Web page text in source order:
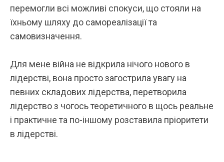
перемогли всі можливі спокуси, що стояли на
їхньому шляху до самореалізаціїта
самовизначення.
Для мене війна не відкрила нічого нового в
лідерстві, вона просто загострила увагу на
певних складових лідерства, перетворила
лідерство з чогось теоретичного в щось реальне
і практичне та по-іншому розставила пріоритети
в лідерстві.